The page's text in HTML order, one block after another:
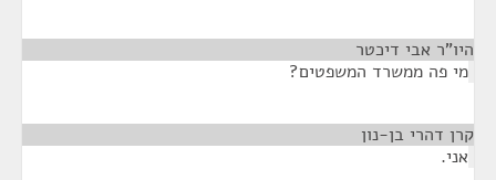
היו"ר אבי דיכטר
מי פה ממשרד המשפטים?
קרן דהרי בן-נון
אני.